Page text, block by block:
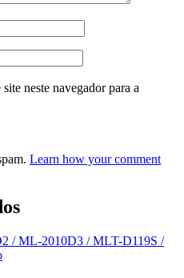
neste navegador para a
Learn how your comment